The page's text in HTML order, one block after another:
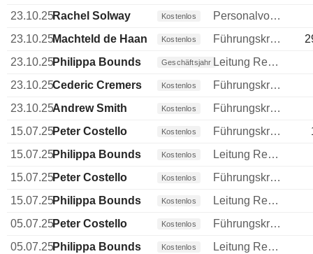
23.10.25Rachel Solway Kostenlos
Personalvorstand
23.10.25Machteld de Haan Kostenlos Führungskraft / leitender Angestellter
23.10.25Philippa Bounds Geschäftsjahr
Leitung Rechtsabteilung
23.10.25Cederic Cremers Kostenlos
Führungskraft / leitender Angestellter
23.10.25Andrew Smith Kostenlos
Führungskraft / leitender Angestellter
15.07.25Peter Costello Kostenlos Führungskraft / leitender Angestellter
15.07.25Philippa Bounds Kostenlos
Leitung Rechtsabteilung
15.07.25Peter Costello Kostenlos
Führungskraft / leitender Angestellter
15.07.25Philippa Bounds Kostenlos
Leitung Rechtsabteilung
05.07.25Peter Costello Kostenlos
Führungskraft / leitender Angestellter
05.07.25Philippa Bounds Kostenlos
Leitung Rechtsabteilung